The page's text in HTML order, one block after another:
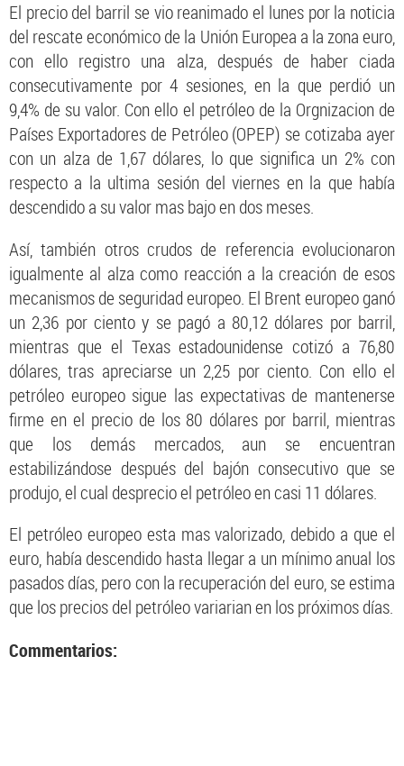
El precio del barril se vio reanimado el lunes por la noticia
del rescate económico de la Unión Europea a la zona euro,
con ello registro una alza, después de haber ciada
consecutivamente por 4 sesiones, en la que perdió un
9,4% de su valor. Con ello el petróleo de la Orgnizacion de
Países Exportadores de Petróleo (OPEP) se cotizaba ayer
con un alza de 1,67 dólares, lo que significa un 2% con
respecto a la ultima sesión del viernes en la que había
descendido a su valor mas bajo en dos meses.
Así, también otros crudos de referencia evolucionaron
igualmente al alza como reacción a la creación de esos
mecanismos de seguridad europeo. El Brent europeo ganó
un 2,36 por ciento y se pagó a 80,12 dólares por barril,
mientras que el Texas estadounidense cotizó a 76,80
dólares, tras apreciarse un 2,25 por ciento. Con ello el
petróleo europeo sigue las expectativas de mantenerse
firme en el precio de los 80 dólares por barril, mientras
que los demás mercados, aun se encuentran
estabilizándose después del bajón consecutivo que se
produjo, el cual desprecio el petróleo en casi 11 dólares.
El petróleo europeo esta mas valorizado, debido a que el
euro, había descendido hasta llegar a un mínimo anual los
pasados días, pero con la recuperación del euro, se estima
que los precios del petróleo variarian en los próximos días.
Commentarios: